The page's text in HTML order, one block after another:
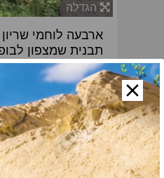
הגדלה
ארבעה לוחמי
תבנית שמצפון
השיטה, מפקד גדוד 52, בעוצבת 'עקבות הברזל'. לצידו נפל לוחם
מהיישוב אדם
המלאה
ברוך דיין האמת